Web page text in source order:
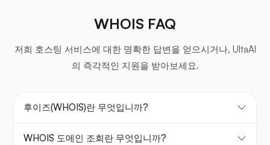
WHOIS FAQ
저희 호스팅 서비스에 대한 명확한 답변을 얻으시거나, UltaAI
의 즉각적인 지원을 받아보세요.
후이즈(WHOIS)란 무엇입니까?
WHOIS 도메인 조회란 무엇입니까?